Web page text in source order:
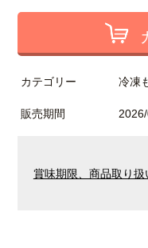
カテゴリー 冷凍
販売期間
賞味期限、商品取り扱